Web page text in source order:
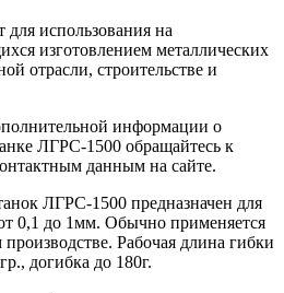
для использования на
изготовлением металлических
отрасли, строительстве и
информации о
ЛГРС-1500 обращайтесь к
данным на сайте.
ЛГРС-1500 предназначен для
0,1 до 1мм. Обычно применяется
Рабочая длина гибки
догибка до 180г.